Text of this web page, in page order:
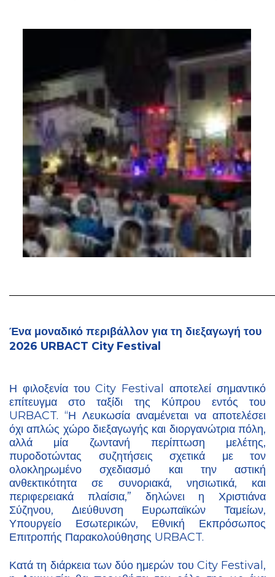
Ένα μοναδικό περιβάλλον για τη διεξαγωγή του
2026 URBACT City Festival
Η φιλοξενία του City Festival αποτελεί σημαντικό
επίτευγμα στο ταξίδι της Κύπρου εντός του
URBACT. “Η Λευκωσία αναμένεται να αποτελέσει
όχι απλώς χώρο διεξαγωγής και διοργανώτρια πόλη,
αλλά μία ζωντανή περίπτωση μελέτης,
πυροδοτώντας συζητήσεις σχετικά με τον
ολοκληρωμένο σχεδιασμό και την αστική
ανθεκτικότητα σε συνοριακά, νησιωτικά, και
περιφερειακά πλαίσια,” δηλώνει η Χριστιάνα
Σύζηνου, Διεύθυνση Ευρωπαϊκών Ταμείων,
Υπουργείο Εσωτερικών, Εθνική Εκπρόσωπος
Επιτροπής Παρακολούθησης URBACT.
Κατά τη διάρκεια των δύο ημερών του City Festival,